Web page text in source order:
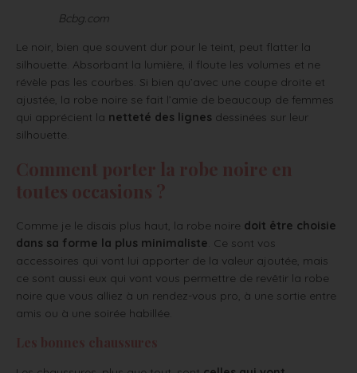
Bcbg.com
Le noir, bien que souvent dur pour le teint, peut flatter la
silhouette. Absorbant la lumière, il floute les volumes et ne
révèle pas les courbes. Si bien qu’avec une coupe droite et
ajustée, la robe noire se fait l’amie de beaucoup de femmes
qui apprécient la netteté des lignes dessinées sur leur
silhouette.
Comme je le disais plus haut, la robe noire doit être choisie
dans sa forme la plus minimaliste . Ce sont vos
accessoires qui vont lui apporter de la valeur ajoutée, mais
ce sont aussi eux qui vont vous permettre de revêtir la robe
noire que vous alliez à un rendez-vous pro, à une sortie entre
amis ou à une soirée habillée.